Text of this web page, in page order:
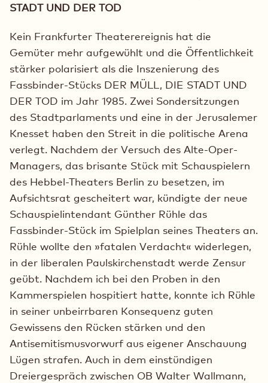
STADT UND DER TOD
Kein Frankfurter Theaterereignis hat die
Gemüter mehr aufgewühlt und die Öffentlichkeit
stärker polarisiert als die Inszenierung des
Fassbinder-Stücks DER MÜLL, DIE STADT UND
DER TOD im Jahr 1985. Zwei Sondersitzungen
des Stadtparlaments und eine in der Jerusalemer
Knesset haben den Streit in die politische Arena
verlegt. Nachdem der Versuch des Alte-Oper-
Managers, das brisante Stück mit Schauspielern
des Hebbel-Theaters Berlin zu besetzen, im
Aufsichtsrat gescheitert war, kündigte der neue
Schauspielintendant Günther Rühle das
Fassbinder-Stück im Spielplan seines Theaters an.
Rühle wollte den »fatalen Verdacht« widerlegen,
in der liberalen Paulskirchenstadt werde Zensur
geübt. Nachdem ich bei den Proben in den
Kammerspielen hospitiert hatte, konnte ich Rühle
in seiner unbeirrbaren Konsequenz guten
Gewissens den Rücken stärken und den
Antisemitismusvorwurf aus eigener Anschauung
Lügen strafen. Auch in dem einstündigen
Dreiergespräch zwischen OB Walter Wallmann,